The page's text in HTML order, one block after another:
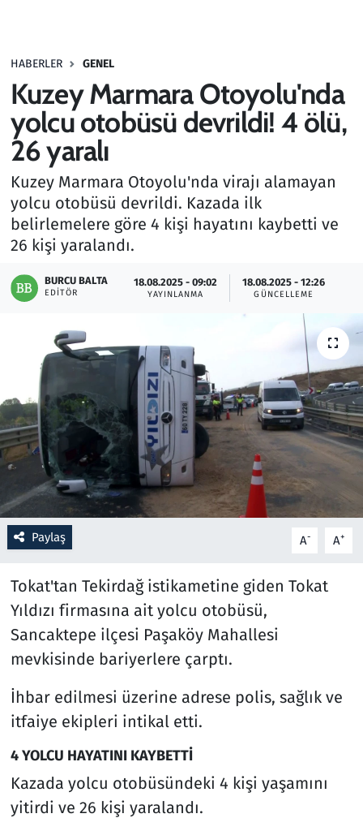
HABERLER GENEL
Kuzey Marmara Otoyolu'nda
yolcu otobüsü devrildi! 4 ölü,
26 yaralı
Kuzey Marmara Otoyolu'nda virajı alamayan
yolcu otobüsü devrildi. Kazada ilk
belirlemelere göre 4 kişi hayatını kaybetti ve
26 kişi yaralandı.
BURCU BALTA
EDITÖR
18.08.2025 - 09:02
YAYINLANMA
18.08.2025 - 12:26
GÜNCELLEME
Paylaş A- A+
Tokat'tan Tekirdağ istikametine giden Tokat
Yıldızı firmasına ait yolcu otobüsü,
Sancaktepe ilçesi Paşaköy Mahallesi
mevkisinde bariyerlere çarptı.
İhbar edilmesi üzerine adrese polis, sağlık ve
itfaiye ekipleri intikal etti.
4 YOLCU HAYATINI KAYBETTİ
Kazada yolcu otobüsündeki 4 kişi yaşamını
yitirdi ve 26 kişi yaralandı.
Haber
Kültür Sanat
Kurumsal Haberler
Lezzet Durağı
Memur ve Kamu
Otomobil
Ramazan
Resmi İlanlar
Rüya Tabirleri
Sağlık
Savunma Sanayi
Spor
Teknoloji ve Bilim
Televizyon